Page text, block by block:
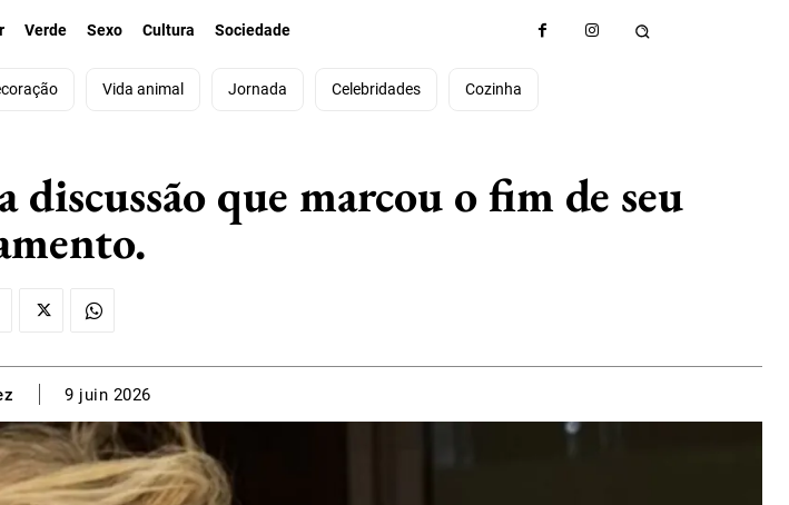
Verde Sexo Cultura Sociedade
Vida animal Jornada Celebridades Cozinha
que marcou o fim de seu
9 juin 2026